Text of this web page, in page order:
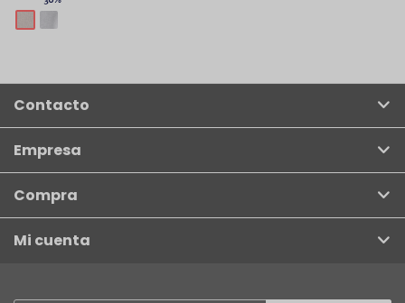
Contacto
Empresa
Compra
Mi cuenta